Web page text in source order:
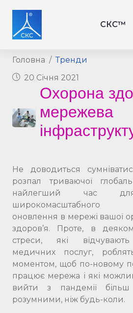
СКС™
Головна
Тренди
20 Січня 2021
Охорона
мережева
Не доводиться
розпал триваючої
найлегший час
широкомасштабного
оновлення в мережі вашої
здоров’я. Проте, в
стреси, які відчувають
медичних послуг,
моментом, щоб по-новому
працює мережа і які
вийти з пандемії
розумними, ніж будь-коли.